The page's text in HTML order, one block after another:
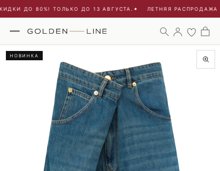
ДО 80%! ТОЛЬКО ДО 13 АВГУСТА.✦ ЛЕТНЯЯ РАСПРОДАЖА
НОВИНКА